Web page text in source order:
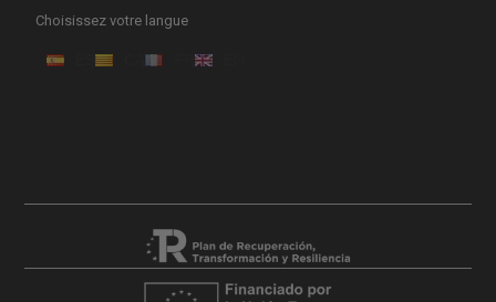
Choisissez votre langue
ES CA FR